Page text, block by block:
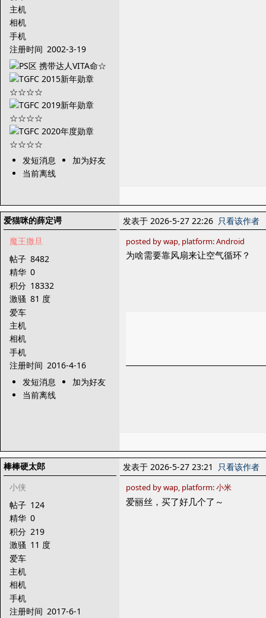
主机
相机
手机
注册时间 2002-3-19
发短消息
加为好友
当前离线
爱猫咪的薛定谔
魔王撒旦
帖子 8482
精华 0
积分 18332
激骚 81 度
爱车
主机
相机
手机
注册时间 2016-4-16
发短消息
加为好友
当前离线
发表于 2026-5-27 22:26 只看该作者
posted by wap, platform: Android
为啥需要靠风扇来让空气循环？
棒棒硬太郎
小侠
帖子 124
精华 0
积分 219
激骚 11 度
爱车
主机
相机
手机
注册时间 2017-6-1
发表于 2026-5-27 23:21 只看该作者
posted by wap, platform: 小米
爱丽丝，买了好几个了～